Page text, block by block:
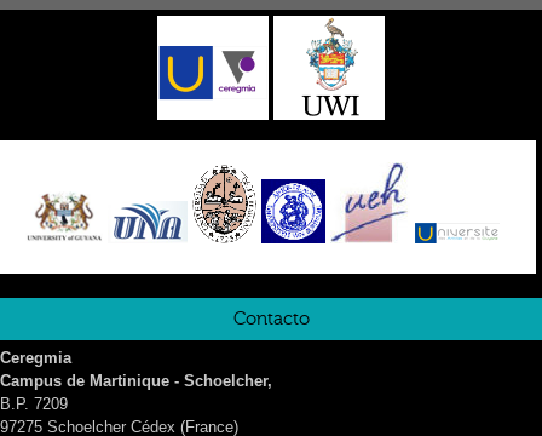
Contacto
Ceregmia
Campus de Martinique - Schoelcher,
B.P. 7209
97275 Schoelcher Cédex (France)